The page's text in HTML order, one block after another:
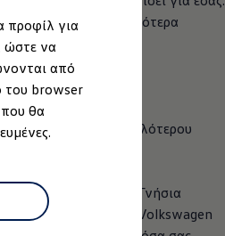
προφίλ για
ώστε να
από
του browser
που θα
να βρείτε περισσότερα
Service, χαμηλότερου
ποιότητας. Με Γνήσια
Δίκτυο Service
Volkswagen